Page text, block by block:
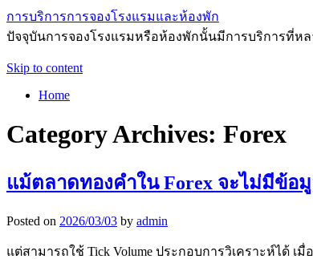
การบริการการจองโรงแรมและห้องพัก
ปัจจุบันการจองโรงแรมหรือห้องพักนั้นมีการบริการที่ห
Skip to content
Home
Category Archives: Forex
แม้ตลาดทองคำใน Forex จะไม่มีข้อ
Posted on 2026/03/03 by admin
แต่สามารถใช้ Tick Volume ประกอบการวิเคราะห์ได้